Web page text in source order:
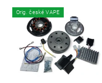
Orig. české VAPE